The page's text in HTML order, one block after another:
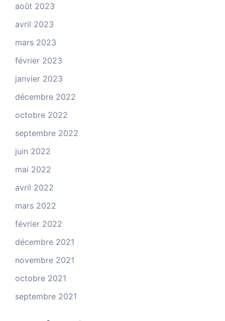
août 2023
avril 2023
mars 2023
février 2023
janvier 2023
décembre 2022
octobre 2022
septembre 2022
juin 2022
mai 2022
avril 2022
mars 2022
février 2022
décembre 2021
novembre 2021
octobre 2021
septembre 2021